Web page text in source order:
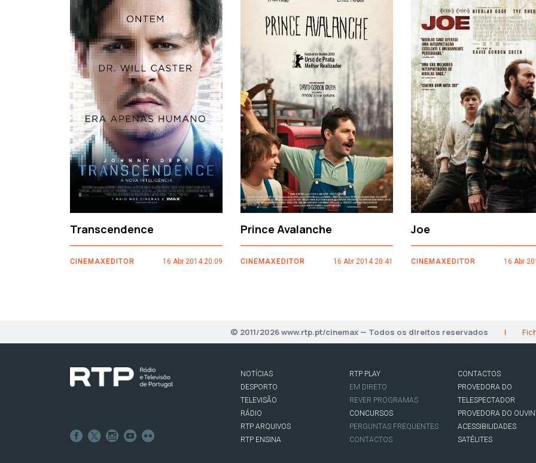
Transcendence
CINEMAXEDITOR 16 Abr 2014 20:09
Prince Avalanche
CINEMAXEDITOR 16 Abr 2014 20:41
Joe
CINEMAXEDITOR 16 Abr
‹
© 2011/2026 www.rtp.pt/cinemax — Todos os direitos reservados |
NOTÍCIAS
DESPORTO
TELEVISÃO
RÁDIO
RTP ARQUIVOS
RTP ENSINA
RTP PLAY
EM DIRETO
REVER PROGRAMAS
CONCURSOS
PERGUNTAS FREQUENTES
CONTACTOS
CONTACTOS
PROVEDORA DO
TELESPECTADOR
PROVEDORA DO
ACESSIBILIDADES
SATÉLITES